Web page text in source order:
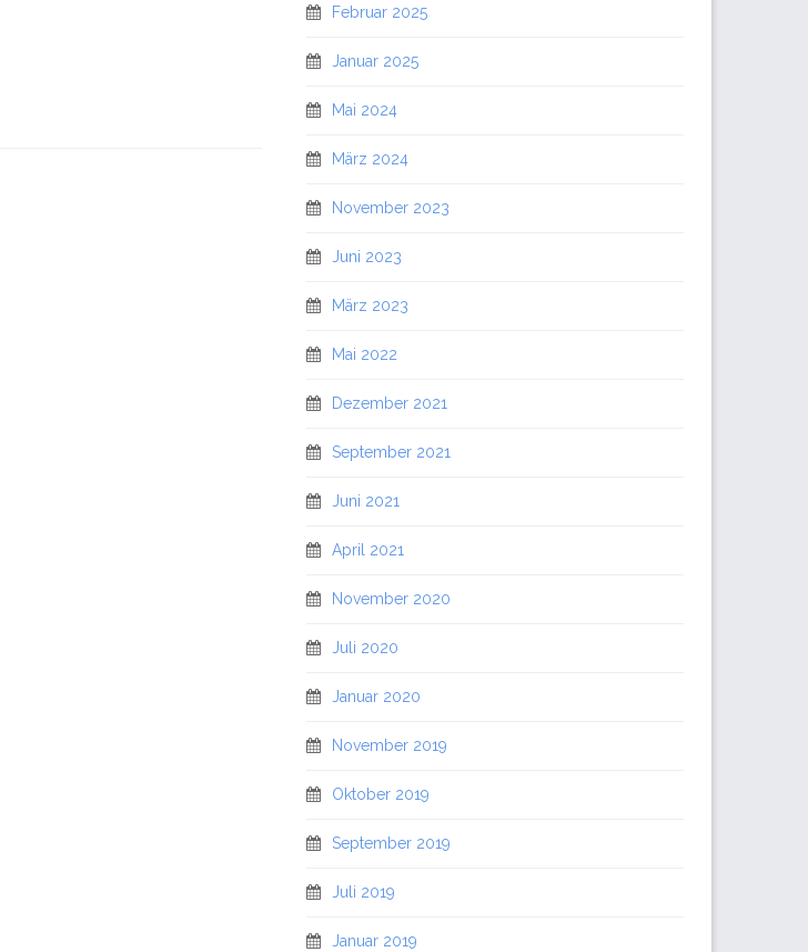
Februar 2025
Januar 2025
Mai 2024
März 2024
November 2023
Juni 2023
März 2023
Mai 2022
Dezember 2021
September 2021
Juni 2021
April 2021
November 2020
Juli 2020
Januar 2020
November 2019
Oktober 2019
September 2019
Juli 2019
Januar 2019